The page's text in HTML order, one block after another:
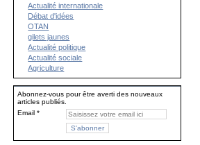
Actualité internationale
Débat d'idées
OTAN
gilets jaunes
Actualité politique
Actualité sociale
Agriculture
Abonnez-vous pour être averti des nouveaux
articles publiés.
Email